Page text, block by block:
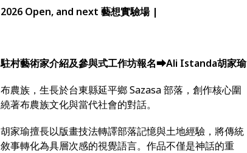
2026 Open, and next 藝想實驗場 |
駐村藝術家介紹及參與式工作坊報名⮕Ali Istanda胡家瑜
布農族，生長於台東縣延平鄉 Sazasa 部落，創作核心圍
繞著布農族文化與當代社會的對話。
胡家瑜擅長以版畫技法轉譯部落記憶與土地經驗，將傳統
敘事轉化為具層次感的視覺語言。作品不僅是神話的重